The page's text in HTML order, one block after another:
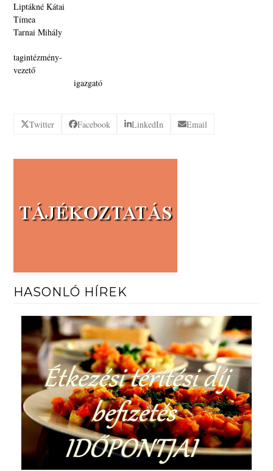
Liptákné Kátai
Tarnai Mihály
tagintézmény-
igazgató
Twitter Facebook LinkedIn Email
HASONLÓ HÍREK